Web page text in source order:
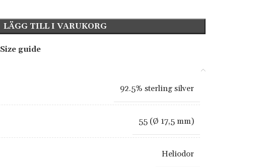
LÄGG TILL I VARUKORG
Size guide
92.5% sterling silver
55 (Ø 17,5 mm)
Heliodor